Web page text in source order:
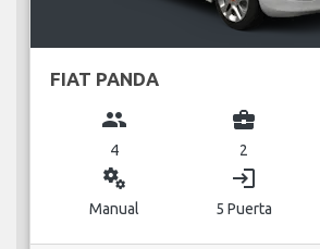
FIAT PANDA
group
4
business_center
2
miscellaneous_services
Manual
login
5 Puerta